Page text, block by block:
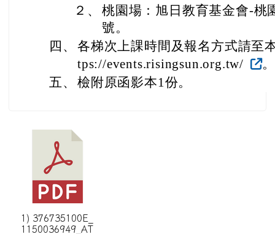
２、 桃園場：旭日教育基金會-桃
號。
四、 各梯次上課時間及報名方式請至
tps://events.risingsun.org.tw/
五、 檢附原函影本1份。
1) 376735100E_
1150036949_AT